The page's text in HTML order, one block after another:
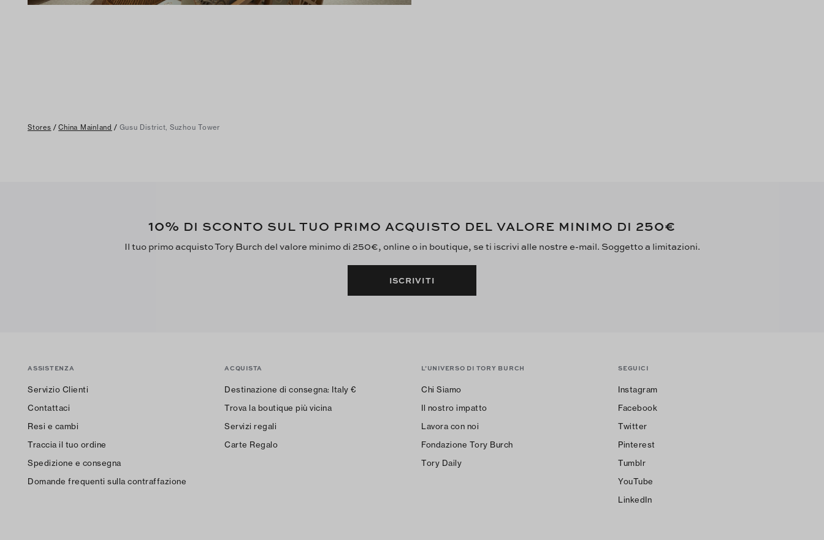
Stores / China Mainland / Gusu District, Suzhou Tower
10% DI SCONTO SUL TUO PRIMO ACQUISTO DEL VALORE MINIMO DI 250€
Il tuo primo acquisto Tory Burch del valore minimo di 250€, online o in boutique, se ti iscrivi alle nostre e-mail. Soggetto a limitazioni.
ISCRIVITI
ASSISTENZA
Servizio Clienti
Contattaci
Resi e cambi
Traccia il tuo ordine
Spedizione e consegna
Domande frequenti sulla contraffazione
ACQUISTA
Destinazione di consegna: Italy €
Trova la boutique più vicina
Servizi regali
Carte Regalo
L’UNIVERSO DI TORY BURCH
Chi Siamo
Il nostro impatto
Lavora con noi
Fondazione Tory Burch
Tory Daily
SEGUICI
Instagram
Facebook
Twitter
Pinterest
Tumblr
YouTube
LinkedIn